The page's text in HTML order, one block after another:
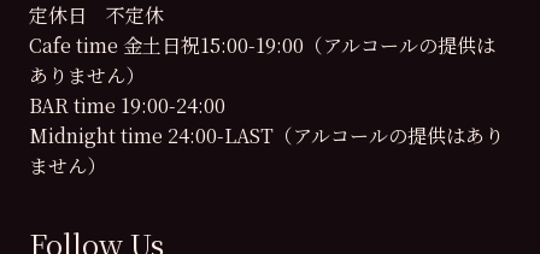
定休日 不定休
Cafe time 金土日祝15:00-19:00（アルコールの提供は
ありません）
BAR time 19:00-24:00
Midnight time 24:00-LAST（アルコールの提供はあり
ません）
Follow Us